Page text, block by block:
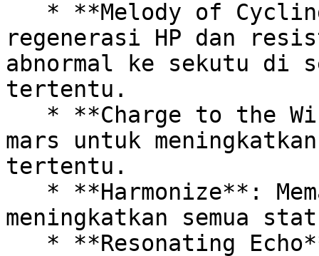
regenerasi HP dan
abnormal ke sekutu di
tertentu.
mars untuk
tertentu.
meningkatkan semua